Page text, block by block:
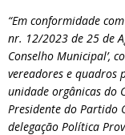
“Em conformidade
nr. 12/2023 de 25 de
Conselho Municipal’,
vereadores e quadros
unidade orgânicas do
Presidente do Partido
delegação Política